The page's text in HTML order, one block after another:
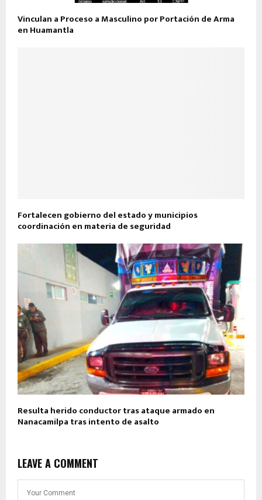
Vinculan a Proceso a Masculino por Portación de Arma
en Huamantla
Fortalecen gobierno del estado y municipios
coordinación en materia de seguridad
Resulta herido conductor tras ataque armado en
Nanacamilpa tras intento de asalto
LEAVE A COMMENT